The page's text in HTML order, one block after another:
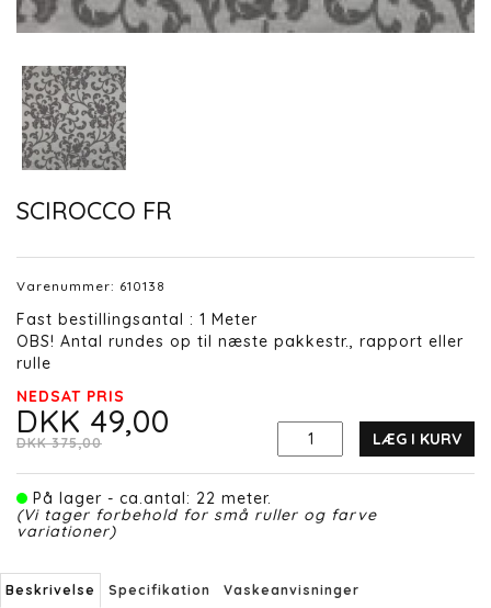
SCIROCCO FR
Varenummer: 610138
Fast bestillingsantal : 1 Meter
OBS! Antal rundes op til næste pakkestr., rapport eller
rulle
NEDSAT PRIS
DKK 49,00
DKK 375,00 LÆG I KURV
På lager - ca.antal: 22 meter.
(Vi tager forbehold for små ruller og farve
variationer)
Beskrivelse Specifikation Vaskeanvisninger